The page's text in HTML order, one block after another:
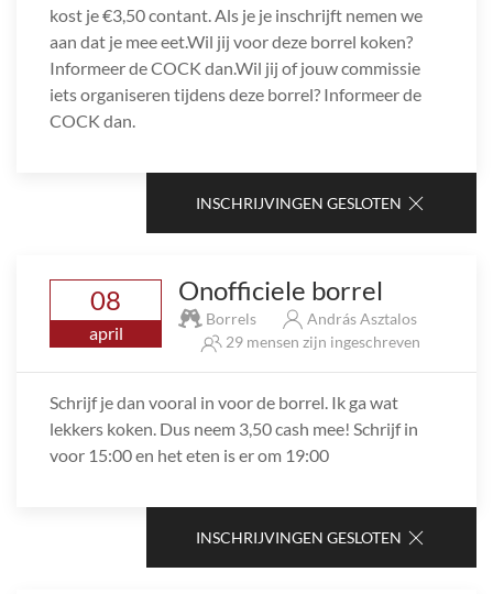
kost je €3,50 contant. Als je je inschrijft nemen we
aan dat je mee eet.Wil jij voor deze borrel koken?
Informeer de COCK dan.Wil jij of jouw commissie
iets organiseren tijdens deze borrel? Informeer de
COCK dan.
INSCHRIJVINGEN GESLOTEN
08
april
Onofficiele borrel
Borrels
András Asztalos
29 mensen zijn ingeschreven
Schrijf je dan vooral in voor de borrel. Ik ga wat
lekkers koken. Dus neem 3,50 cash mee! Schrijf in
voor 15:00 en het eten is er om 19:00
INSCHRIJVINGEN GESLOTEN